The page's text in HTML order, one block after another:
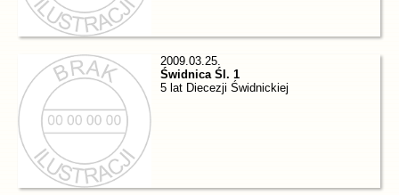
2009.03.25.
Świdnica Śl. 1
5 lat Diecezji Świdnickiej